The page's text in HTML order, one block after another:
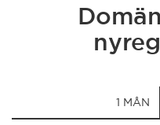
1 MÅN